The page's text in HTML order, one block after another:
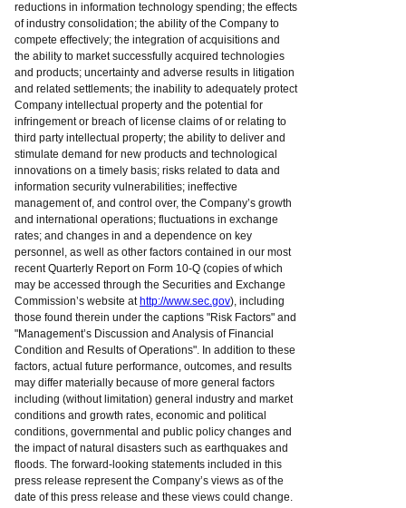
reductions in information technology spending; the effects
of industry consolidation; the ability of the Company to
compete effectively; the integration of acquisitions and
the ability to market successfully acquired technologies
and products; uncertainty and adverse results in litigation
and related settlements; the inability to adequately protect
Company intellectual property and the potential for
infringement or breach of license claims of or relating to
third party intellectual property; the ability to deliver and
stimulate demand for new products and technological
innovations on a timely basis; risks related to data and
information security vulnerabilities; ineffective
management of, and control over, the Company’s growth
and international operations; fluctuations in exchange
rates; and changes in and a dependence on key
personnel, as well as other factors contained in our most
recent Quarterly Report on Form 10-Q (copies of which
may be accessed through the Securities and Exchange
Commission’s website at http://www.sec.gov), including
those found therein under the captions "Risk Factors" and
"Management’s Discussion and Analysis of Financial
Condition and Results of Operations". In addition to these
factors, actual future performance, outcomes, and results
may differ materially because of more general factors
including (without limitation) general industry and market
conditions and growth rates, economic and political
conditions, governmental and public policy changes and
the impact of natural disasters such as earthquakes and
floods. The forward-looking statements included in this
press release represent the Company’s views as of the
date of this press release and these views could change.